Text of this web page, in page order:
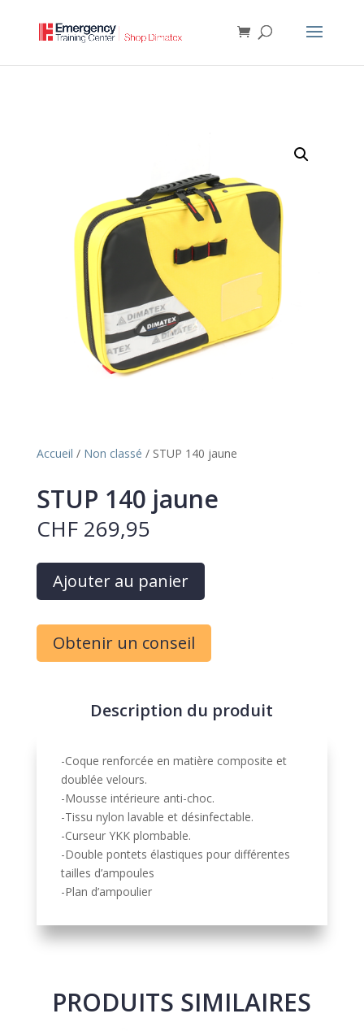
Accueil / Non classé / STUP 140 jaune
STUP 140 jaune
CHF269,95
Ajouter au panier
e
n
e
Obtenir un conseil
Description du produit
-Coque renforcée en matière composite et
doublée velours.
-Mousse intérieure anti-choc.
-Tissu nylon lavable et désinfectable.
-Curseur YKK plombable.
-Double pontets élastiques pour différentes
tailles d’ampoules
-Plan d’ampoulier
PRODUITS SIMILAIRES